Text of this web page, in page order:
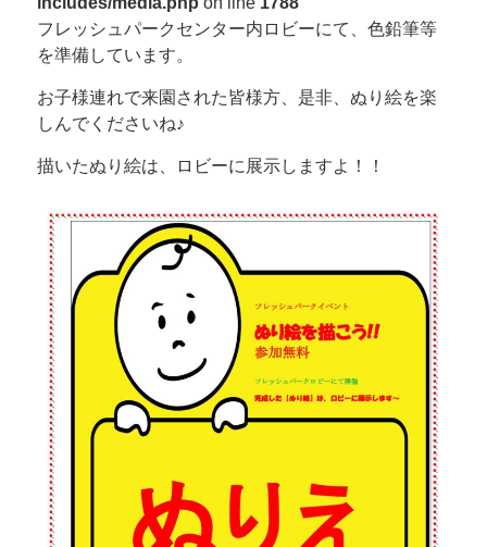
フレッシュパークセンター内ロビーにて、色鉛筆等
を準備しています。
お子様連れで来園された皆様方、是非、ぬり絵を楽
しんでくださいね♪
描いたぬり絵は、ロビーに展示しますよ！！